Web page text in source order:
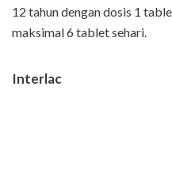
12 tahun dengan dosis 1
maksimal 6 tablet sehari.
Interlac